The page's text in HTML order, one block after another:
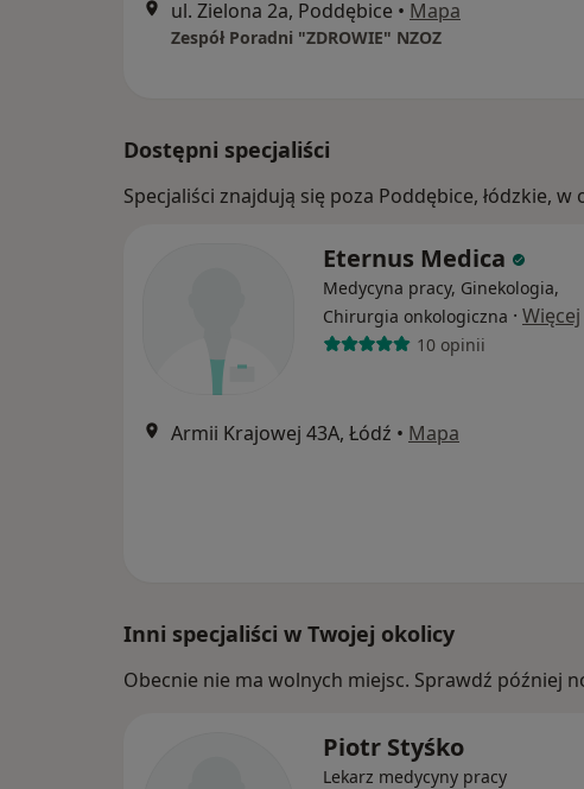
ul. Zielona 2a, Poddębice • Mapa
Zespół Poradni "ZDROWIE" NZOZ
Dostępni specjaliści
Specjaliści znajdują się poza Poddębice, łódzkie,
Eternus Medica
Medycyna pracy, Ginekologia,
Chirurgia onkologiczna · Więcej
10 opinii
Armii Krajowej 43A, Łódź • Mapa
Inni specjaliści w Twojej okolicy
Obecnie nie ma wolnych miejsc. Sprawdź później
Piotr Styśko
Lekarz medycyny pracy